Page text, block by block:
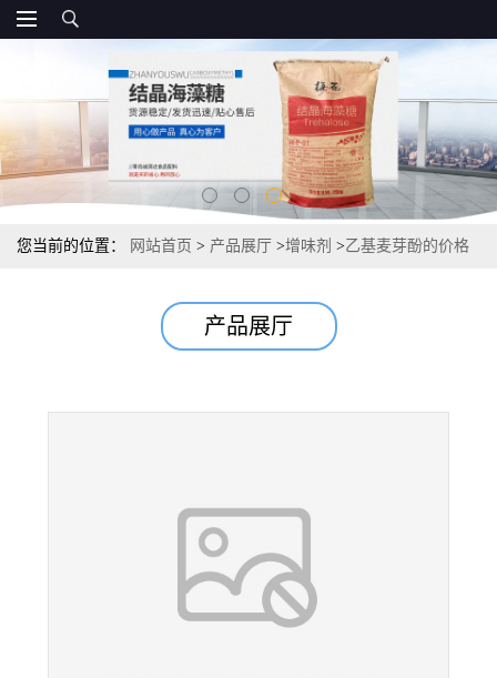
您当前的位置： 网站首页 > 产品展厅 >增味剂 >乙基麦芽酚的价格
产品展厅